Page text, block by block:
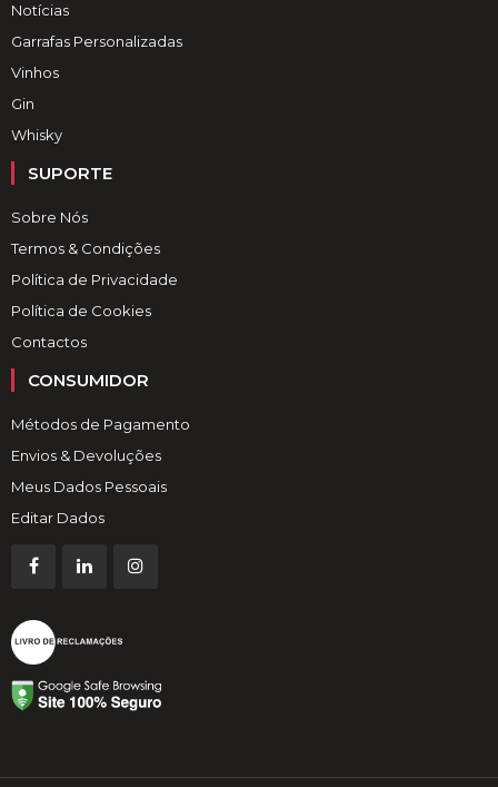
Notícias
Garrafas Personalizadas
Vinhos
Gin
Whisky
SUPORTE
Sobre Nós
Termos & Condições
Política de Privacidade
Política de Cookies
Contactos
CONSUMIDOR
Métodos de Pagamento
Envios & Devoluções
Meus Dados Pessoais
Editar Dados